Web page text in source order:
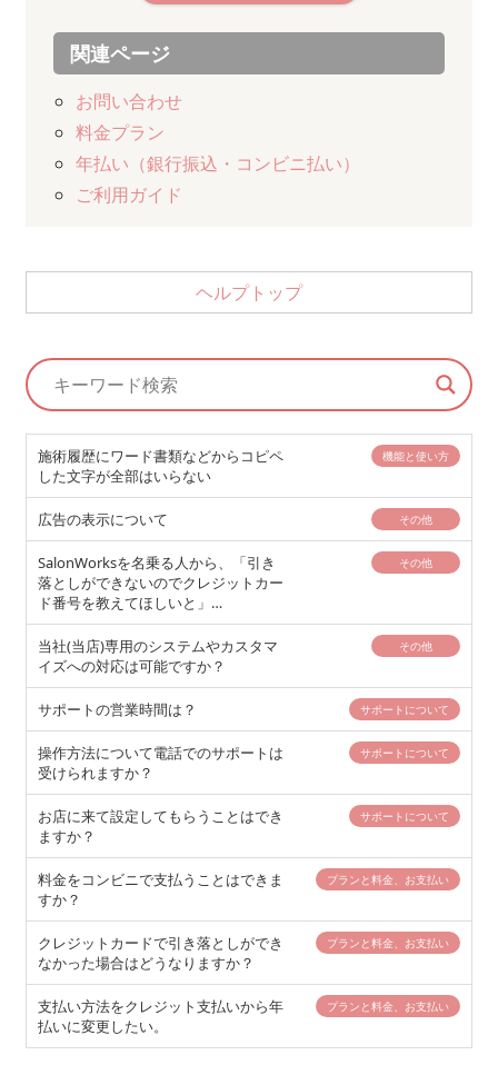
関連ページ
お問い合わせ
料金プラン
年払い（銀行振込・コンビニ払い）
ご利用ガイド
ヘルプトップ
機能と使い方
施術履歴にワード書類などからコピペ
した文字が全部はいらない
その他
広告の表示について
その他
SalonWorksを名乗る人から、「引き
落としができないのでクレジットカー
ド番号を教えてほしいと」…
その他
当社(当店)専用のシステムやカスタマ
イズへの対応は可能ですか？
サポートについて
サポートの営業時間は？
サポートについて
操作方法について電話でのサポートは
受けられますか？
サポートについて
お店に来て設定してもらうことはでき
ますか？
プランと料金、お支払い
料金をコンビニで支払うことはできま
すか？
プランと料金、お支払い
クレジットカードで引き落としができ
なかった場合はどうなりますか？
プランと料金、お支払い
支払い方法をクレジット支払いから年
払いに変更したい。